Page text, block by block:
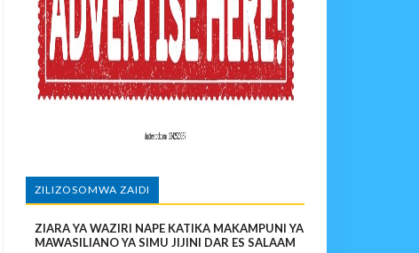
WA MKAKATI ENDELEVU
NCHINI
Mpaka Laana Ya Ardhi Ilipondolewa
Mvuto Na Mahaba Iliporudisha Heshima
ZILIZOSOMWA ZAIDI
ZIARA YA WAZIRI NAPE KATIKA MAKAMPUNI YA
MAWASILIANO YA SIMU JIJINI DAR ES SALAAM